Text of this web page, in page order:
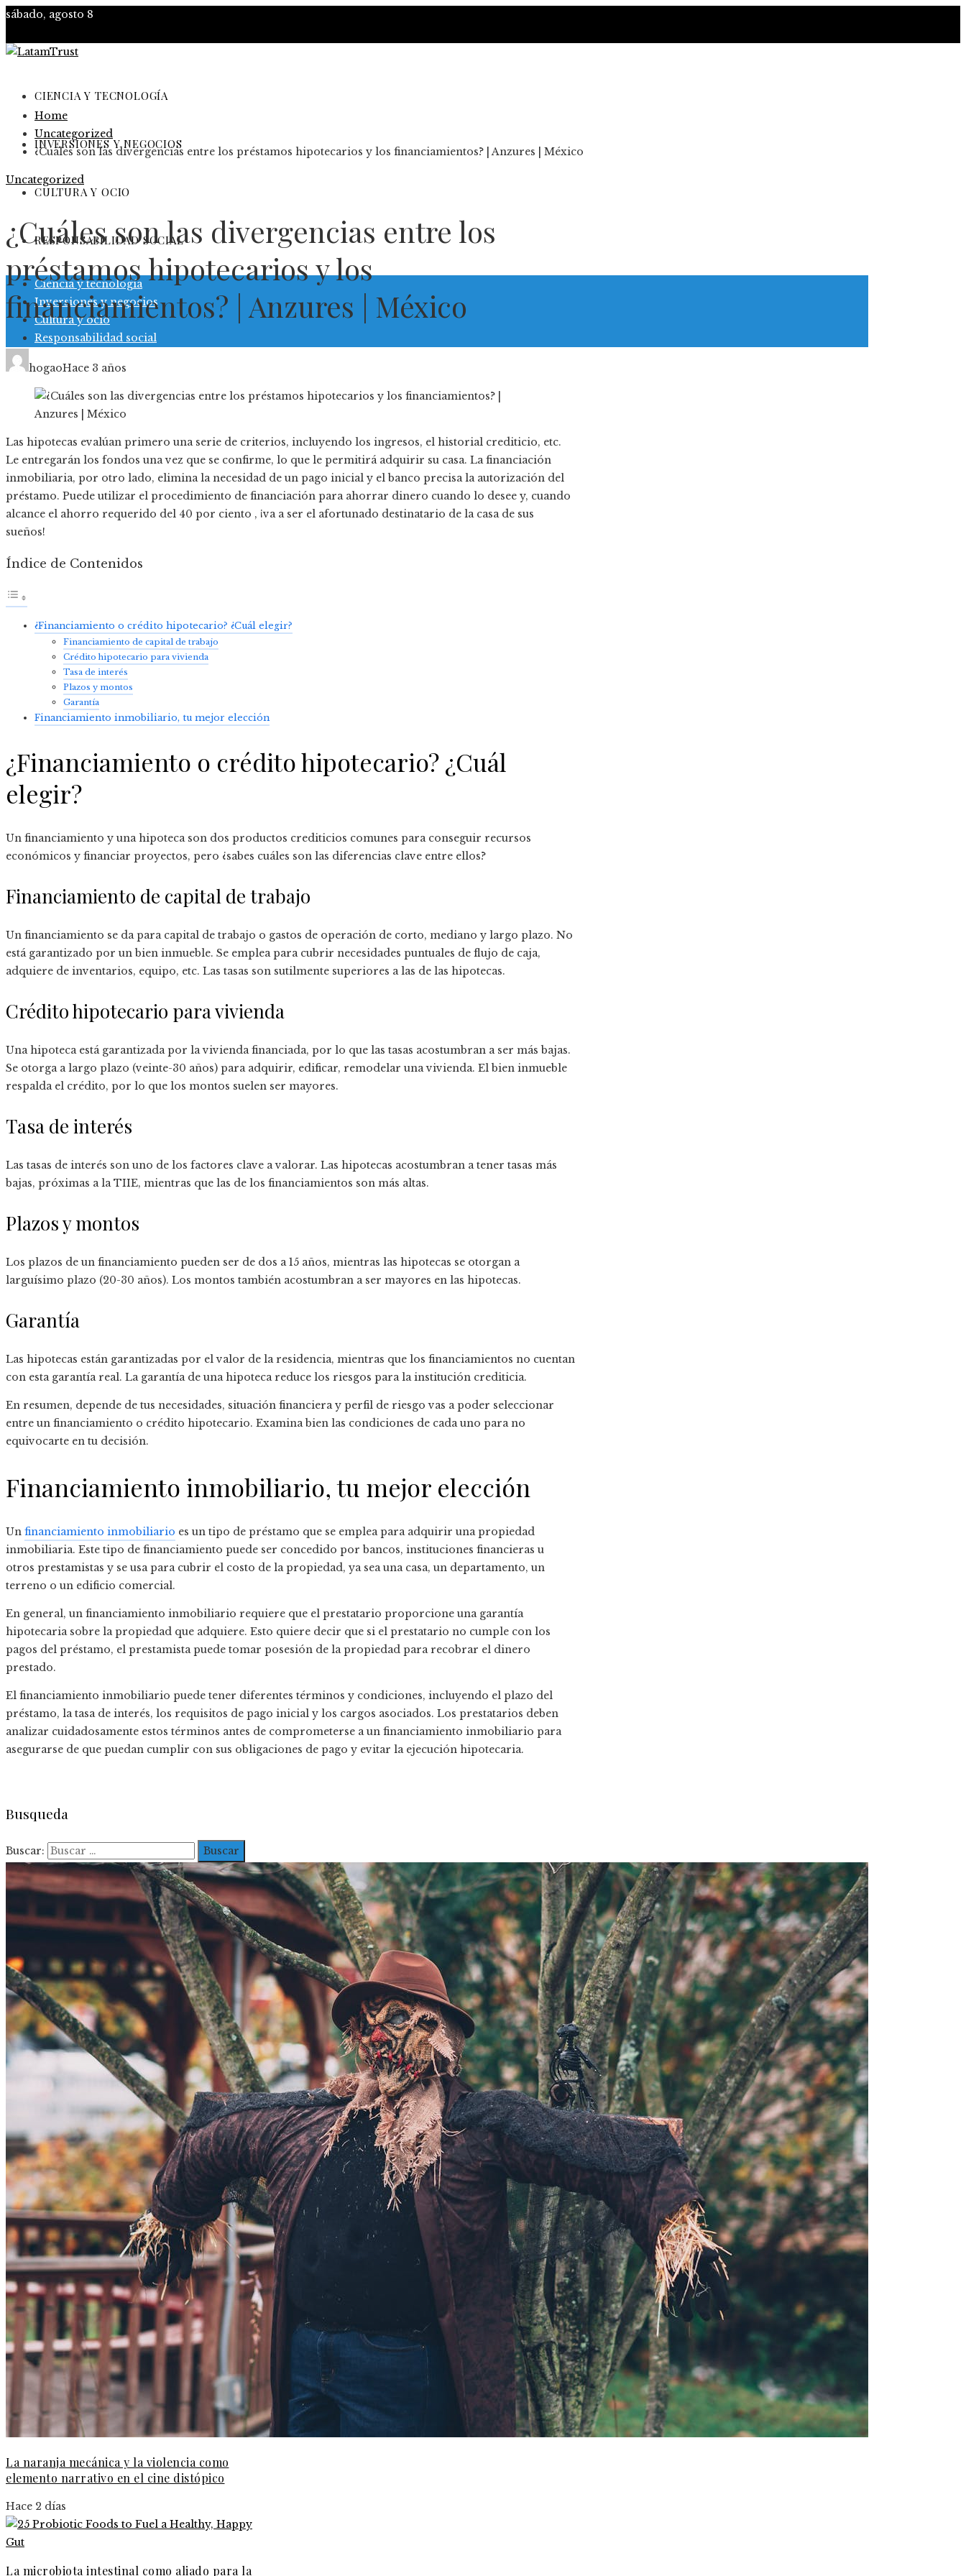
sábado, agosto 8
CIENCIA Y TECNOLOGÍA
INVERSIONES Y NEGOCIOS
CULTURA Y OCIO
RESPONSABILIDAD SOCIAL
Ciencia y tecnología
Inversiones y negocios
Cultura y ocio
Responsabilidad social
Home
Uncategorized
¿Cuáles son las divergencias entre los préstamos hipotecarios y los financiamientos? | Anzures | México
Uncategorized
¿Cuáles son las divergencias entre los
préstamos hipotecarios y los
financiamientos? | Anzures | México
hogaoHace 3 años
Las hipotecas evalúan primero una serie de criterios, incluyendo los ingresos, el historial crediticio, etc.
Le entregarán los fondos una vez que se confirme, lo que le permitirá adquirir su casa. La financiación
inmobiliaria, por otro lado, elimina la necesidad de un pago inicial y el banco precisa la autorización del
préstamo. Puede utilizar el procedimiento de financiación para ahorrar dinero cuando lo desee y, cuando
alcance el ahorro requerido del 40 por ciento , ¡va a ser el afortunado destinatario de la casa de sus
sueños!
Índice de Contenidos
¿Financiamiento o crédito hipotecario? ¿Cuál elegir?
Financiamiento de capital de trabajo
Crédito hipotecario para vivienda
Tasa de interés
Plazos y montos
Garantía
Financiamiento inmobiliario, tu mejor elección
¿Financiamiento o crédito hipotecario? ¿Cuál
elegir?
Un financiamiento y una hipoteca son dos productos crediticios comunes para conseguir recursos
económicos y financiar proyectos, pero ¿sabes cuáles son las diferencias clave entre ellos?
Financiamiento de capital de trabajo
Un financiamiento se da para capital de trabajo o gastos de operación de corto, mediano y largo plazo. No
está garantizado por un bien inmueble. Se emplea para cubrir necesidades puntuales de flujo de caja,
adquiere de inventarios, equipo, etc. Las tasas son sutilmente superiores a las de las hipotecas.
Crédito hipotecario para vivienda
Una hipoteca está garantizada por la vivienda financiada, por lo que las tasas acostumbran a ser más bajas.
Se otorga a largo plazo (veinte-30 años) para adquirir, edificar, remodelar una vivienda. El bien inmueble
respalda el crédito, por lo que los montos suelen ser mayores.
Tasa de interés
Las tasas de interés son uno de los factores clave a valorar. Las hipotecas acostumbran a tener tasas más
bajas, próximas a la TIIE, mientras que las de los financiamientos son más altas.
Plazos y montos
Los plazos de un financiamiento pueden ser de dos a 15 años, mientras las hipotecas se otorgan a
larguísimo plazo (20-30 años). Los montos también acostumbran a ser mayores en las hipotecas.
Garantía
Las hipotecas están garantizadas por el valor de la residencia, mientras que los financiamientos no cuentan
con esta garantía real. La garantía de una hipoteca reduce los riesgos para la institución crediticia.
En resumen, depende de tus necesidades, situación financiera y perfil de riesgo vas a poder seleccionar
entre un financiamiento o crédito hipotecario. Examina bien las condiciones de cada uno para no
equivocarte en tu decisión.
Financiamiento inmobiliario, tu mejor elección
Un financiamiento inmobiliario es un tipo de préstamo que se emplea para adquirir una propiedad
inmobiliaria. Este tipo de financiamiento puede ser concedido por bancos, instituciones financieras u
otros prestamistas y se usa para cubrir el costo de la propiedad, ya sea una casa, un departamento, un
terreno o un edificio comercial.
En general, un financiamiento inmobiliario requiere que el prestatario proporcione una garantía
hipotecaria sobre la propiedad que adquiere. Esto quiere decir que si el prestatario no cumple con los
pagos del préstamo, el prestamista puede tomar posesión de la propiedad para recobrar el dinero
prestado.
El financiamiento inmobiliario puede tener diferentes términos y condiciones, incluyendo el plazo del
préstamo, la tasa de interés, los requisitos de pago inicial y los cargos asociados. Los prestatarios deben
analizar cuidadosamente estos términos antes de comprometerse a un financiamiento inmobiliario para
asegurarse de que puedan cumplir con sus obligaciones de pago y evitar la ejecución hipotecaria.
Busqueda
Buscar:
La naranja mecánica y la violencia como
elemento narrativo en el cine distópico
Hace 2 días
La microbiota intestinal como aliado para la